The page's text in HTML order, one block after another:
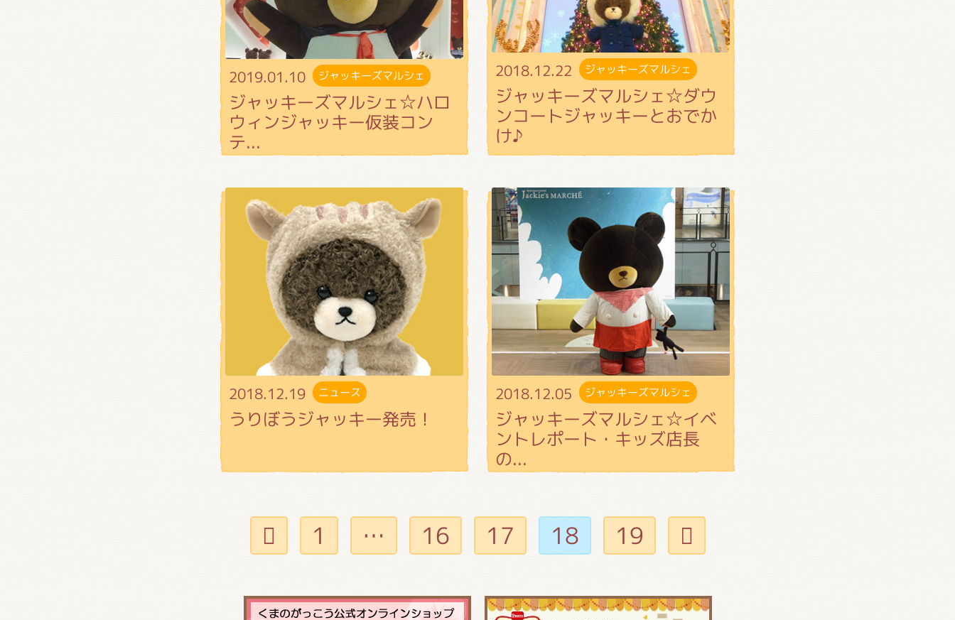
2019.01.10 ジャッキーズマルシェ
ジャッキーズマルシェ☆ハロ
ウィンジャッキー仮装コン
テ...
2018.12.22 ジャッキーズマルシェ
ジャッキーズマルシェ☆ダウ
ンコートジャッキーとおでか
け♪
2018.12.19 ニュース
うりぼうジャッキー発売！
2018.12.05 ジャッキーズマルシェ
ジャッキーズマルシェ☆イベ
ントレポート・キッズ店長
の...
1 … 16 17 18 19